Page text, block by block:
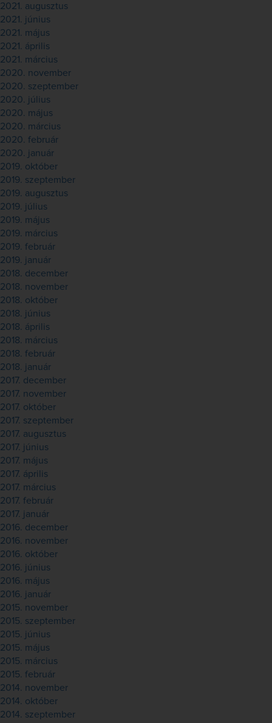
2021. augusztus
2021. június
2021. május
2021. április
2021. március
2020. november
2020. szeptember
2020. július
2020. május
2020. március
2020. február
2020. január
2019. október
2019. szeptember
2019. augusztus
2019. július
2019. május
2019. március
2019. február
2019. január
2018. december
2018. november
2018. október
2018. június
2018. április
2018. március
2018. február
2018. január
2017. december
2017. november
2017. október
2017. szeptember
2017. augusztus
2017. június
2017. május
2017. április
2017. március
2017. február
2017. január
2016. december
2016. november
2016. október
2016. június
2016. május
2016. január
2015. november
2015. szeptember
2015. június
2015. május
2015. március
2015. február
2014. november
2014. október
2014. szeptember